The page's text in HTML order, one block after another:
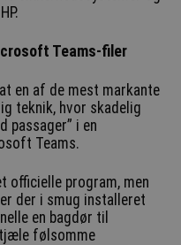
Teams-filer
en af de mest markante
teknik, hvor skadelig
passager” i en
Teams.
officielle program, men
der i smug installeret
en bagdør til
følsomme